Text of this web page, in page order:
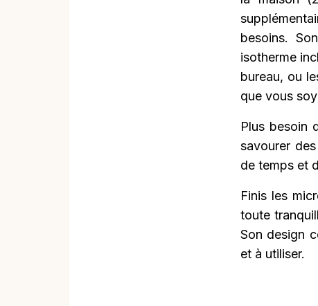
besoins.
isotherme
bureau, ou
que vous
Plus besoin
savourer
de temps et
Finis les
toute
Son design
et à utiliser.